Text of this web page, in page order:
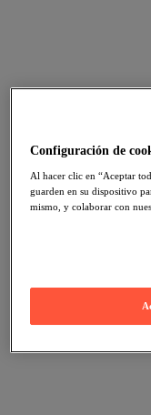
Configuración de
Al hacer clic en “Aceptar
guarden en su dispositivo
mismo, y colaborar con